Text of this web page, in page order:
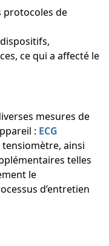
protocoles de
ce qui a affecté le
mesures de
: ECG
tensiomètre, ainsi
telles
le
d’entretien